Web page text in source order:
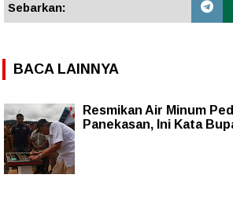
Sebarkan:
BACA LAINNYA
Resmikan Air Minum
Panekasan, Ini Kata